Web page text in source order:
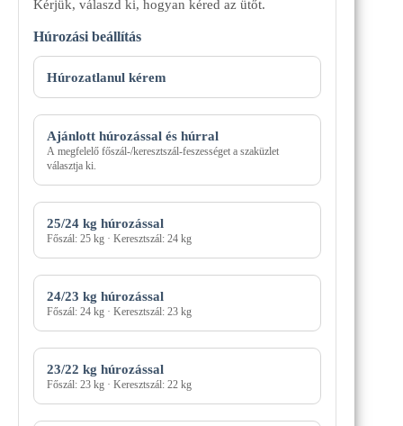
Kérjük, válaszd ki, hogyan kéred az ütőt.
Húrozási beállítás
Húrozási
módHúrozatlanul kérem
Ajánlott húrozással és húrral
A megfelelő főszál-/keresztszál-feszességet a szaküzlet
választja ki.
25/24 kg húrozással
Főszál: 25 kg · Keresztszál: 24 kg
24/23 kg húrozással
Főszál: 24 kg · Keresztszál: 23 kg
23/22 kg húrozással
Főszál: 23 kg · Keresztszál: 22 kg